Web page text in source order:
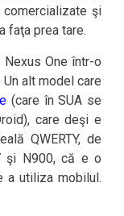
şi
faţa prea tare.
One într-o
alt model care
(care în SUA se
care deşi e
QWERTY, de
şi N900, că e o
a utiliza mobilul.